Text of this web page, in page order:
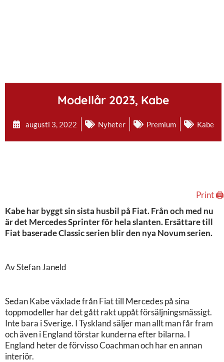
Modellår 2023, Kabe
augusti 3, 2022 Nyheter Premium Kabe
Print 🖨
Kabe har byggt sin sista husbil på Fiat. Från och med nu
är det Mercedes Sprinter för hela slanten. Ersättare till
Fiat baserade Classic serien blir den nya Novum serien.
Av Stefan Janeld
Sedan Kabe växlade från Fiat till Mercedes på sina
toppmodeller har det gått rakt uppåt försäljningsmässigt.
Inte bara i Sverige. I Tyskland säljer man allt man får fram
och även i England törstar kunderna efter bilarna. I
England heter de förvisso Coachman och har en annan
interiör.